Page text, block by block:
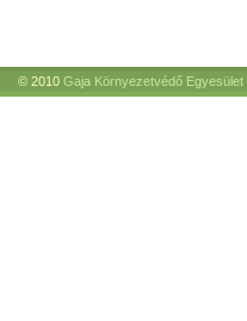
© 2010 Gaja Környezetvédő Egyesület